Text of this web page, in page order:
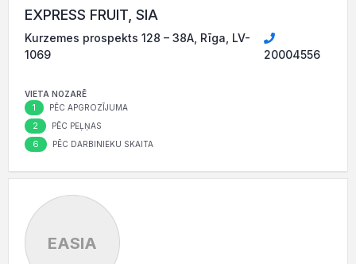
EXPRESS FRUIT, SIA
Kurzemes prospekts 128 – 38A, Rīga, LV-
1069
20004556
VIETA NOZARĒ
1 PĒC APGROZĪJUMA
2 PĒC PEĻŅAS
6 PĒC DARBINIEKU SKAITA
EASIA